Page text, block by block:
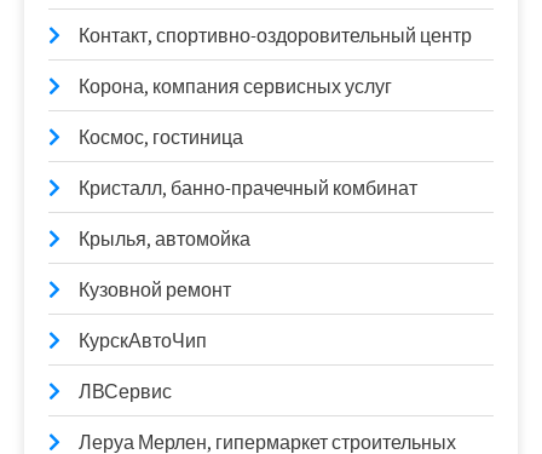
Контакт, спортивно-оздоровительный центр
Корона, компания сервисных услуг
Космос, гостиница
Кристалл, банно-прачечный комбинат
Крылья, автомойка
Кузовной ремонт
КурскАвтоЧип
ЛВСервис
Леруа Мерлен, гипермаркет строительных